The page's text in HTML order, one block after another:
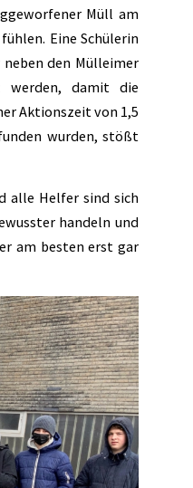
Müll am
Eine Schülerin
den Mülleimer
werden, damit die
Aktionszeit von 1,5
wurden, stößt
alle Helfer sind sich
handeln und
am besten erst gar